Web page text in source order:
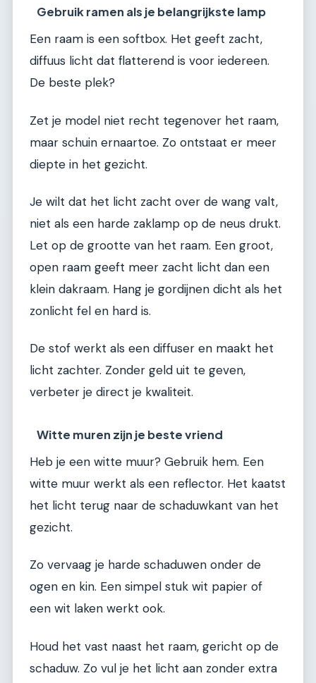
Gebruik ramen als je belangrijkste lamp
Een raam is een softbox. Het geeft zacht,
diffuus licht dat flatterend is voor iedereen.
De beste plek?
Zet je model niet recht tegenover het raam,
maar schuin ernaartoe. Zo ontstaat er meer
diepte in het gezicht.
Je wilt dat het licht zacht over de wang valt,
niet als een harde zaklamp op de neus drukt.
Let op de grootte van het raam. Een groot,
open raam geeft meer zacht licht dan een
klein dakraam. Hang je gordijnen dicht als het
zonlicht fel en hard is.
De stof werkt als een diffuser en maakt het
licht zachter. Zonder geld uit te geven,
verbeter je direct je kwaliteit.
Witte muren zijn je beste vriend
Heb je een witte muur? Gebruik hem. Een
witte muur werkt als een reflector. Het kaatst
het licht terug naar de schaduwkant van het
gezicht.
Zo vervaag je harde schaduwen onder de
ogen en kin. Een simpel stuk wit papier of
een wit laken werkt ook.
Houd het vast naast het raam, gericht op de
schaduw. Zo vul je het licht aan zonder extra